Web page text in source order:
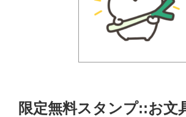
限定無料スタンプ::お文